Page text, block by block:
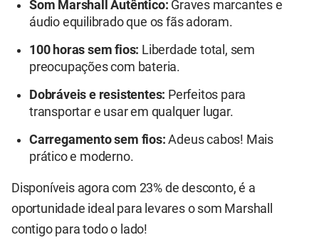
Som Marshall Autêntico: Graves marcantes e
áudio equilibrado que os fãs adoram.
100 horas sem fios: Liberdade total, sem
preocupações com bateria.
Dobráveis e resistentes: Perfeitos para
transportar e usar em qualquer lugar.
Carregamento sem fios: Adeus cabos! Mais
prático e moderno.
Disponíveis agora com 23% de desconto, é a
oportunidade ideal para levares o som Marshall
contigo para todo o lado!